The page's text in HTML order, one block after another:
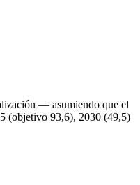
— asumiendo que el
(objetivo 93,6), 2030 (49,5)